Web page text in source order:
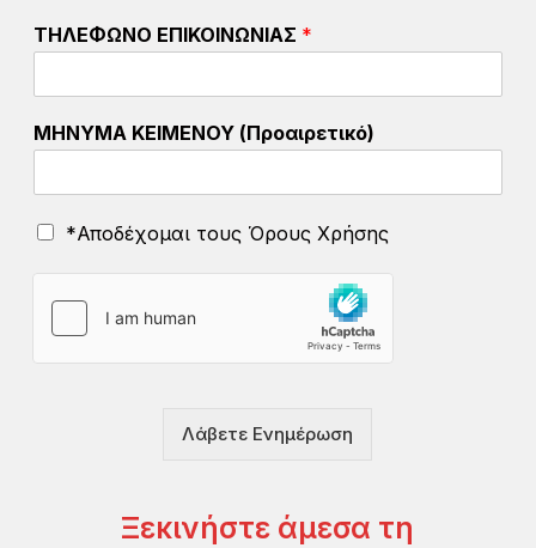
Ό
ρ
ι
M
I
*
ΤΗΛΕΦΩΝΟ ΕΠΙΚΟΙΝΩΝΙΑΣ *
ΜΗΝΥΜΑ ΚΕΙΜΕΝΟΥ (Προαιρετικό)
Ό
ο
*Αποδέχομαι τους Όρους Χρήσης
Λάβετε Ενημέρωση
Ξεκινήστε άμεσα τη